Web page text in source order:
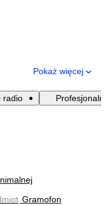
Pokaż więcej
radio
Gramofon